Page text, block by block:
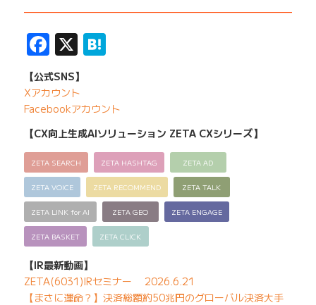
Facebook
X Hatena
【公式SNS】
Xアカウント
Facebookアカウント
【CX向上生成AIソリューション ZETA CXシリーズ】
ZETA SEARCH ZETA HASHTAG ZETA AD
ZETA VOICE ZETA RECOMMEND ZETA TALK
ZETA LINK for AI ZETA GEO ZETA ENGAGE
ZETA BASKET ZETA CLICK
【IR最新動画】
ZETA(6031)IRセミナー 2026.6.21
【まさに運命？】決済総額約50兆円のグローバル決済大手